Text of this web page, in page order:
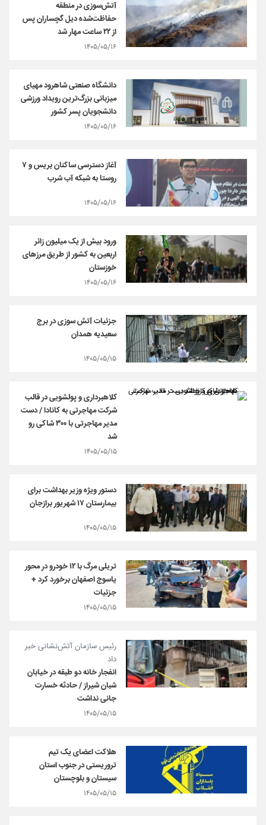
آتش‌سوزی در منطقه
حفاظت‌شده دیل گچساران پس
از ۲۲ ساعت مهار شد
۱۴۰۵/۰۵/۱۶
دانشگاه صنعتی شاهرود مهیای
میزبانی بزرگ‌ترین رویداد ورزشی
دانشجویان پسر کشور
۱۴۰۵/۰۵/۱۶
آغاز دسترسی ساکنان بریس و ۷
روستا به شبکه آب شرب
۱۴۰۵/۰۵/۱۶
ورود بیش از یک میلیون زائر
اربعین به کشور از طریق مرزهای
خوزستان
۱۴۰۵/۰۵/۱۶
جزئیات آتش سوزی در برج
سعیدیه همدان
۱۴۰۵/۰۵/۱۵
کلاهبرداری و پولشویی در قالب
شرکت مهاجرتی به کانادا / دست
مدیر مهاجرتی با ۳۰۰ شاکی رو
شد
۱۴۰۵/۰۵/۱۵
دستور ویژه وزیر بهداشت برای
بیمارستان ۱۷ شهریور برازجان
۱۴۰۵/۰۵/۱۵
تریلی مرگ با ۱۲ خودرو در محور
یاسوج اصفهان برخورد کرد +
جزئیات
۱۴۰۵/۰۵/۱۵
رئیس سازمان آتش‌نشانی خبر
داد
انفجار خانه دو طبقه در خیابان
شبان شیراز / حادثه خسارت
جانی نداشت
۱۴۰۵/۰۵/۱۵
هلاکت اعضای یک تیم
تروریستی در جنوب استان
سیستان و بلوچستان
۱۴۰۵/۰۵/۱۵